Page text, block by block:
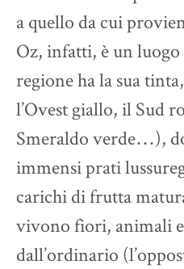
a quello da cui
Oz, infatti, è un
regione ha la sua
l’Ovest giallo, il Sud
Smeraldo verde…),
immensi prati
carichi di frutta
vivono fiori, animali
dall’ordinario